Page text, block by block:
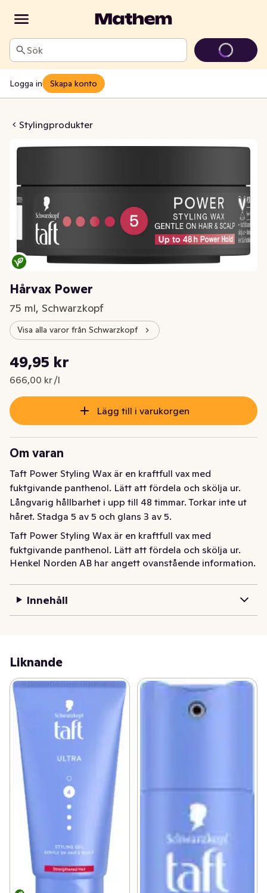
Sök
Logga in Skapa konto
Stylingprodukter
Power
Hårvax Power
75 ml, Schwarzkopf
Visa alla varor från Schwarzkopf
Nuvarande pris är: 49,95 kr
49,95 kr
666,00 kr /l
Styckpris: 666,00 kr /l
Lägg till i varukorgen
Om varan
Taft Power Styling Wax är en kraftfull vax med
fuktgivande panthenol. Lätt att fördela och skölja ur.
Långvarig hållbarhet i upp till 48 timmar. Torkar inte ut
håret. Stadga 5 av 5 och glans 3 av 5.
Taft Power Styling Wax är en kraftfull vax med
fuktgivande panthenol. Lätt att fördela och skölja ur.
Långvarig hållbarhet i upp till 48 timmar. Torkar inte ut
Henkel Norden AB har angett ovanstående information.
Innehåll
Liknande